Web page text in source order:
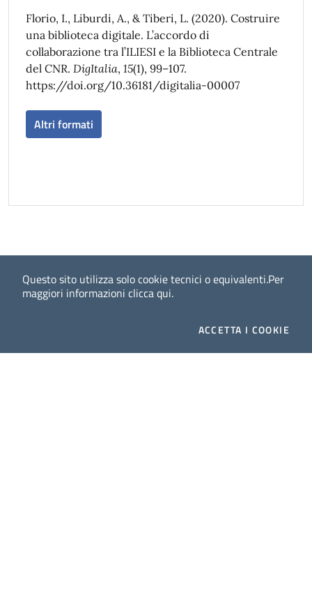
Questo sito utilizza solo cookie tecnici o equivalenti.Per
maggiori informazioni clicca qui.
ACCETTA I COOKIE
Florio, I., Liburdi, A., & Tiberi, L. (2020). Costruire
una biblioteca digitale. L’accordo di
collaborazione tra l’ILIESI e la Biblioteca Centrale
del CNR. DigItalia, 15(1), 99–107.
https://doi.org/10.36181/digitalia-00007
Altri formati